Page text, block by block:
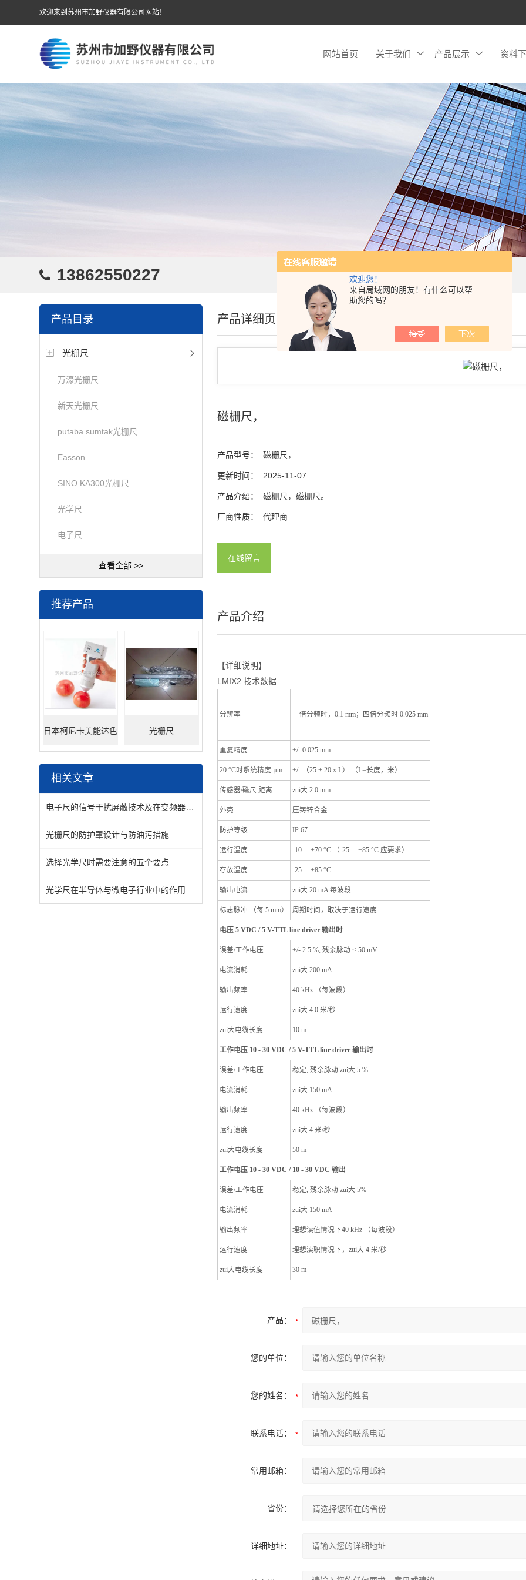
欢迎您！
来自局域网的朋友！有什么可以帮
助您的吗？
欢迎来到苏州市加野仪器有限公司网站！
网站首页 关于我们 产品展示 资料
13862550227
产品目录
光栅尺
万濠光栅尺
新天光栅尺
putaba sumtak光栅尺
Easson
SINO KA300光栅尺
光学尺
电子尺
查看全部 >>
推荐产品
日本柯尼卡美能达色 光栅尺
相关文章
电子尺的信号干扰屏蔽技术及在变频器环境下的稳定性
光栅尺的防护罩设计与防油污措施
选择光学尺时需要注意的五个要点
光学尺在半导体与微电子行业中的作用
产品详细页
磁栅尺，
产品型号： 磁栅尺，
更新时间： 2025-11-07
产品介绍： 磁栅尺，磁栅尺。
厂商性质： 代理商
在线留言
产品介绍
【详细说明】
LMIX2 技术数据
分辨率 一倍分频时，0.1 mm；四倍分频时 0.025 mm
重复精度 +/- 0.025 mm
20 °C时系统精度 µm +/- （25 + 20 x L） （L=长度，米）
传感器/磁尺 距离 zui大 2.0 mm
外壳 压铸锌合金
防护等级 IP 67
运行温度 -10 ... +70 °C （-25 ... +85 °C 应要求）
存放温度 -25 ... +85 °C
输出电流 zui大 20 mA 每波段
标志脉冲 （每 5 mm） 周期时间，取决于运行速度
电压 5 VDC / 5 V-TTL line driver 输出时
误差/工作电压 +/- 2.5 %, 残余脉动 < 50 mV
电流消耗 zui大 200 mA
输出频率 40 kHz （每波段）
运行速度 zui大 4.0 米/秒
zui大电缆长度 10 m
工作电压 10 - 30 VDC / 5 V-TTL line driver 输出时
误差/工作电压 稳定, 残余脉动 zui大 5 %
电流消耗 zui大 150 mA
输出频率 40 kHz （每波段）
运行速度 zui大 4 米/秒
zui大电缆长度 50 m
工作电压 10 - 30 VDC / 10 - 30 VDC 输出
误差/工作电压 稳定, 残余脉动 zui大 5%
电流消耗 zui大 150 mA
输出频率 理想读值情况下40 kHz （每波段）
运行速度 理想渎职情况下，zui大 4 米/秒
zui大电缆长度 30 m
产品：
您的单位：
您的姓名：
联系电话：
常用邮箱：
省份：
详细地址：